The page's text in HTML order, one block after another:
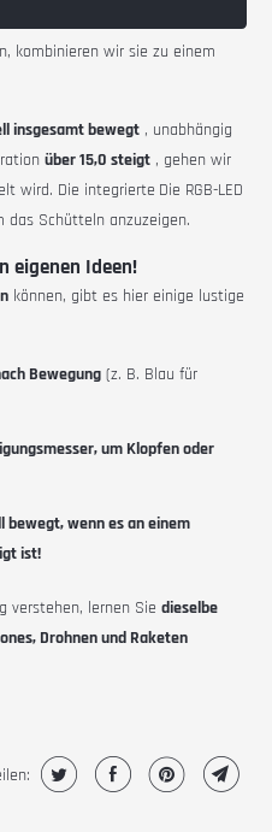
kombinieren wir sie zu einem
insgesamt bewegt , unabhängig
über 15,0 steigt , gehen wir
wird. Die integrierte Die RGB-LED
das Schütteln anzuzeigen.
eigenen Ideen!
können, gibt es hier einige lustige
Bewegung (z. B. Blau für
um Klopfen oder
bewegt, wenn es an einem
ist!
verstehen, lernen Siedieselbe
Drohnen und Raketen